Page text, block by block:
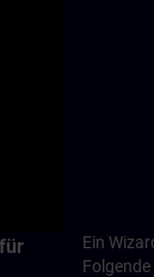
Ein